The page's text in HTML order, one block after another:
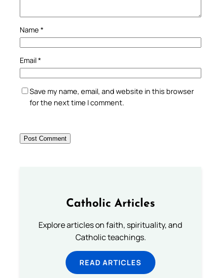
Name *
Email*
Save my name, email, and website in this browser
for the next time I comment.
Catholic Articles
Explore articles on faith, spirituality, and
Catholic teachings.
READ ARTICLES